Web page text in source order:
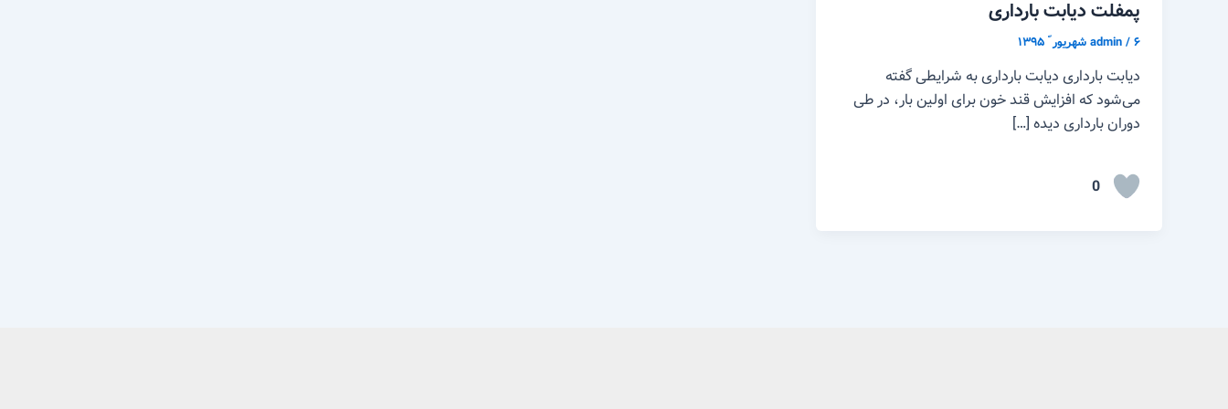
پمفلت دیابت بارداری
admin/۶ شهریور ّ ۱۳۹۵
دیابت بارداری دیابت بارداری به شرایطی گفته
می‌شود که افزایش قند خون برای اولین بار، در طی
دوران بارداری دیده […]
0